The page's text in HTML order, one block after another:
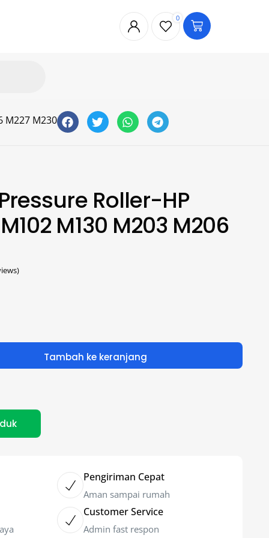
0
M227 M230
Roller-HP
M130 M203 M206
Tambah ke keranjang
Pengiriman Cepat
Aman sampai rumah
Customer Service
Admin fast respon